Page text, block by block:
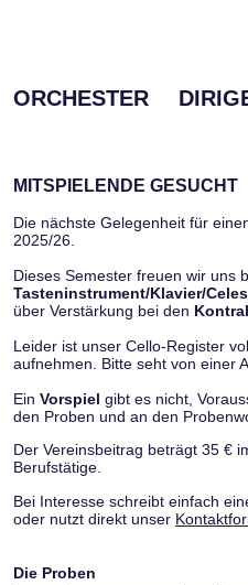
ORCHESTER
MITSPIELENDE GESUCHT
Die nächste Gelegenheit für
2025/26.
Dieses Semester freuen wir uns
Tasteninstrument/Klavier/
über Verstärkung bei den
Leider ist unser Cello-Register
aufnehmen. Bitte seht von einer
Ein Vorspiel gibt es nicht,
den Proben und an den
Der Vereinsbeitrag beträgt 35 €
Berufstätige.
Bei Interesse schreibt einfach
oder nutzt direkt unser
Die Proben